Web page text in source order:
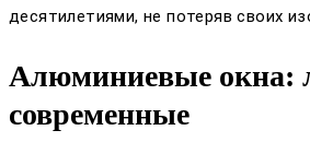
десятилетиями, не потеряв своих
Алюминиевые окна:
современные